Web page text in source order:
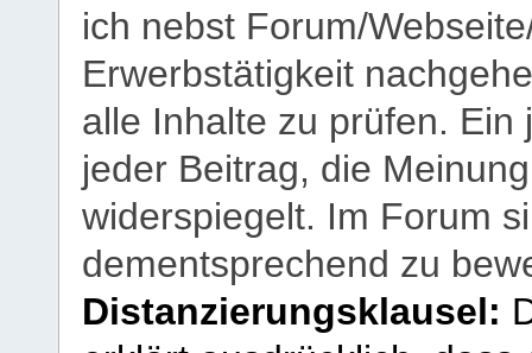
ich nebst Forum/
Erwerbstätigkeit
alle Inhalte zu prüfen.
jeder Beitrag, die
widerspiegelt. Im Forum
dementsprechend zu
Distanzierungsklausel: